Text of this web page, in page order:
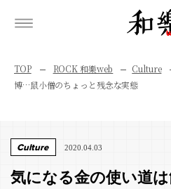
TOP ROCK 和樂web Culture
博…鼠小僧のちょっと残念な実態
Culture 2020.04.03
気になる金の使い道